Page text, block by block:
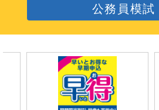
公務員模試